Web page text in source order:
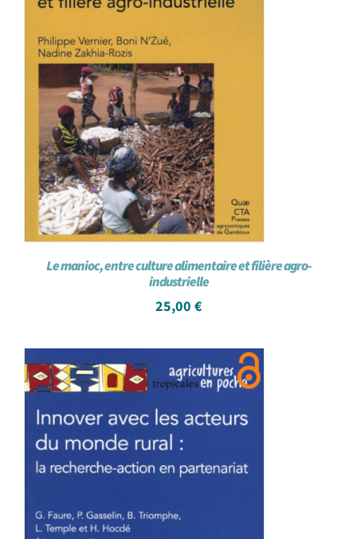
Le manioc, entre culture alimentaire et filière agro-
industrielle
25,00 €